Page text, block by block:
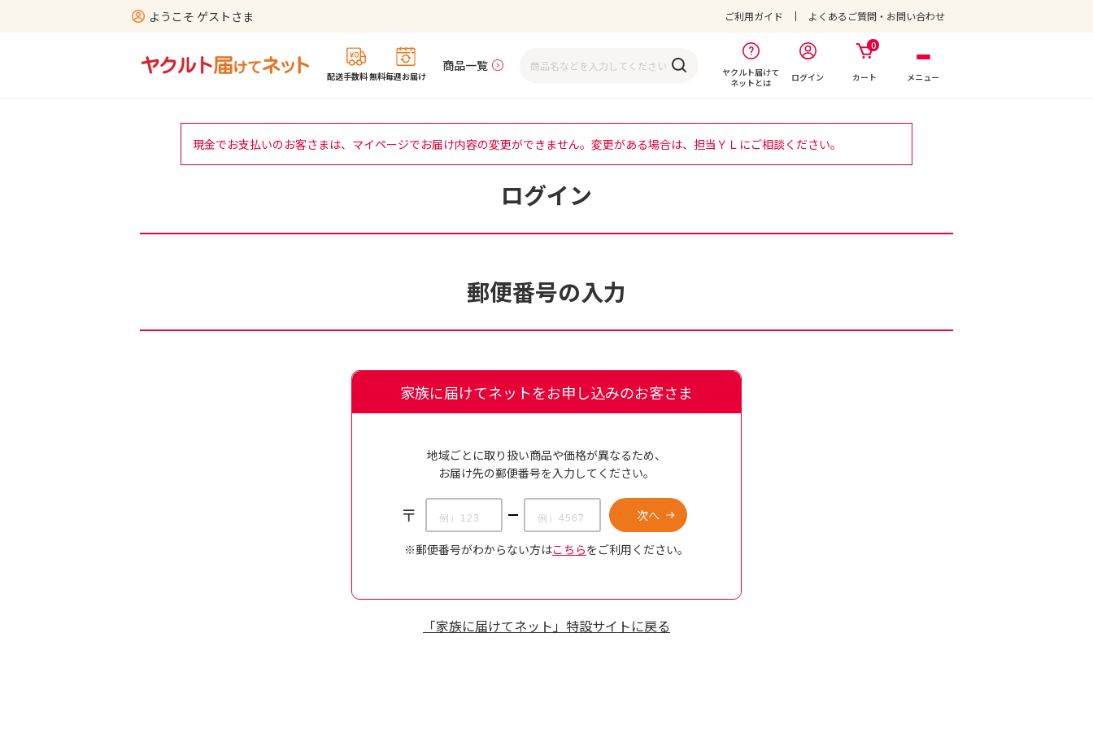
ようこそ ゲストさま ご利用ガイド よくあるご質問・お問い合わせ
配送手数料 無料毎週お届け
商品一覧
ヤクルト届けて
ネットとは
ログイン
0
カート メニュー
現金でお支払いのお客さまは、マイページでお届け内容の変更ができません。変更がある場合は、担当ＹＬにご相談ください。
ログイン
郵便番号の入力
家族に届けてネットをお申し込みのお客さま
地域ごとに取り扱い商品や価格が異なるため、
お届け先の郵便番号を入力してください。
〒
※郵便番号がわからない方はこちらをご利用ください。
「家族に届けてネット」特設サイトに戻る